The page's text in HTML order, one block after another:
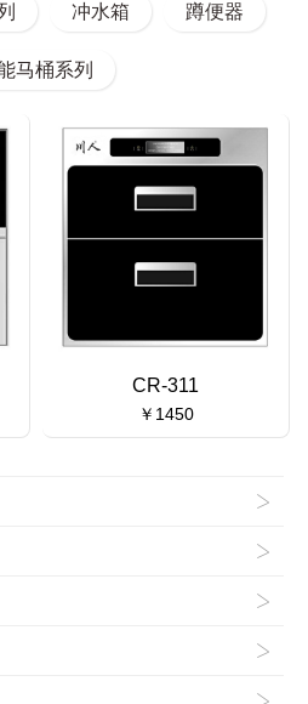
冲水箱 蹲便器
马桶系列
CR-311
￥1450